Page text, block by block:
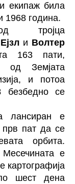
екипаж била
1968 година.
тројца
и Волтер
163 пати,
од Земјата
и потоа
безбедно се
лансиран е
пат да се
орбита.
е
картографија
шест дена